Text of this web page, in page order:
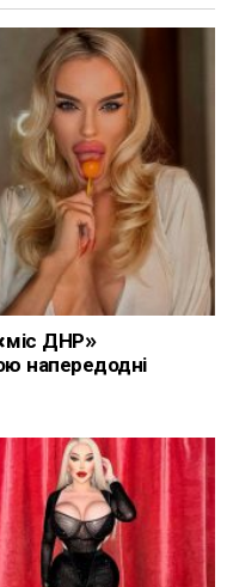
ДНР»
напередодні